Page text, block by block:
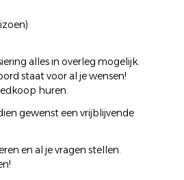
alles in overleg mogelijk.
staat voor al je wensen!
huren.
gewenst een vrijblijvende
en al je vragen stellen.